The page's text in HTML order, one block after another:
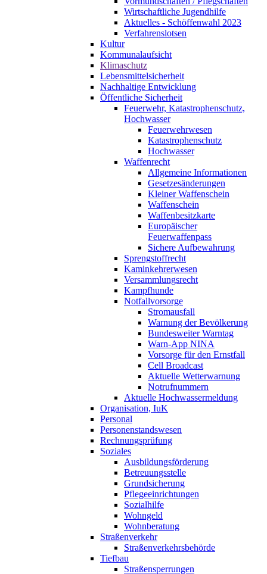
Wirtschaftliche Jugendhilfe
Aktuelles - Schöffenwahl 2023
Verfahrenslotsen
Kultur
Kommunalaufsicht
Klimaschutz
Lebensmittelsicherheit
Nachhaltige Entwicklung
Öffentliche Sicherheit
Feuerwehr, Katastrophenschutz,
Hochwasser
Feuerwehrwesen
Katastrophenschutz
Hochwasser
Waffenrecht
Allgemeine Informationen
Gesetzesänderungen
Kleiner Waffenschein
Waffenschein
Waffenbesitzkarte
Europäischer
Feuerwaffenpass
Sichere Aufbewahrung
Sprengstoffrecht
Kaminkehrerwesen
Versammlungsrecht
Kampfhunde
Notfallvorsorge
Stromausfall
Warnung der Bevölkerung
Bundesweiter Warntag
Warn-App NINA
Vorsorge für den Ernstfall
Cell Broadcast
Aktuelle Wetterwarnung
Notrufnummern
Aktuelle Hochwassermeldung
Organisation, IuK
Personal
Personenstandswesen
Rechnungsprüfung
Soziales
Ausbildungsförderung
Betreuungsstelle
Grundsicherung
Pflegeeinrichtungen
Sozialhilfe
Wohngeld
Wohnberatung
Straßenverkehr
Straßenverkehrsbehörde
Tiefbau
Straßensperrungen